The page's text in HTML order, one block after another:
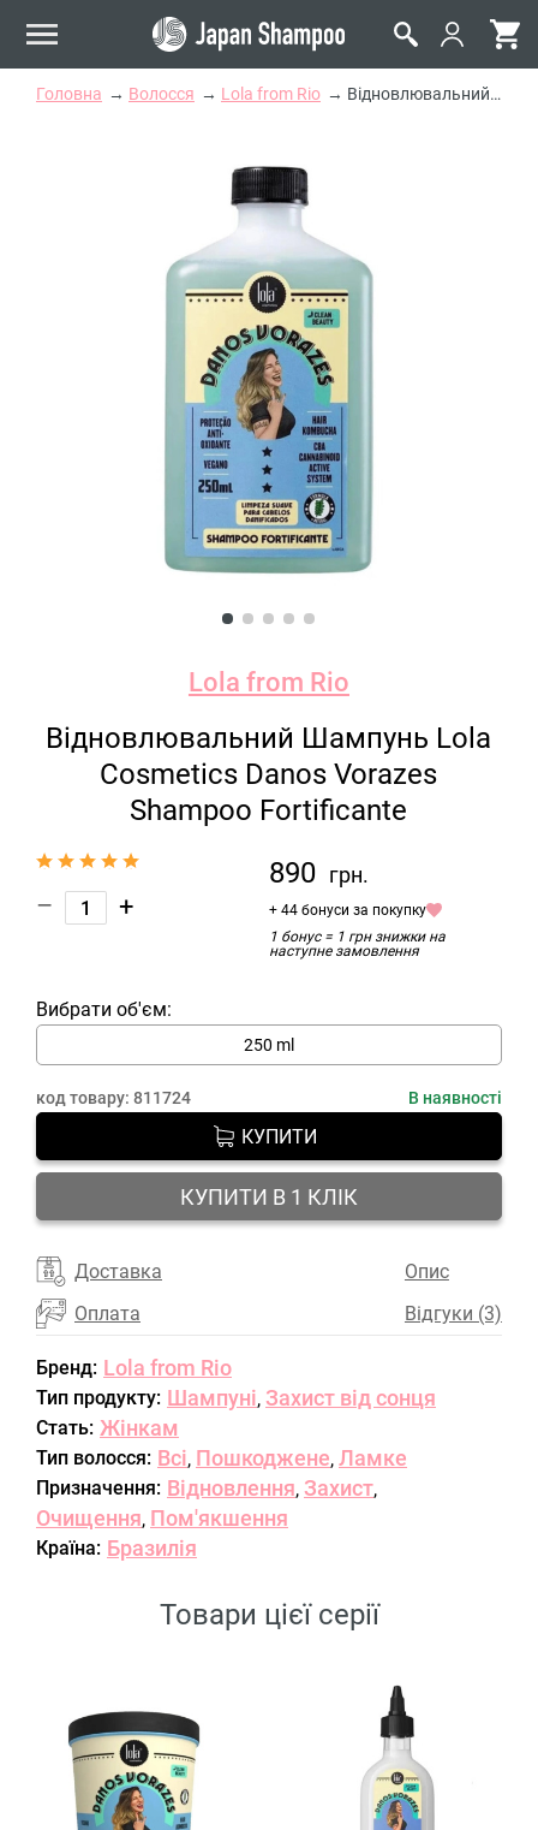
Головна Волосся Lola from Rio Відновлювальний Шампунь Lola Cosmetics Danos Vorazes Shampoo Fortificante
Lola from Rio
Відновлювальний Шампунь Lola
Cosmetics Danos Vorazes
Shampoo Fortificante
– +
890 грн.
+ 44 бонуси за покупку
1 бонус = 1 грн знижки на
наступне замовлення
Вибрати об'єм:
250 ml
код товару: 811724 В наявності
КУПИТИ
КУПИТИ В 1 КЛІК
Доставка
Оплата
Опис
Відгуки (3)
Бренд: Lola from Rio
Тип продукту: Шампуні, Захист від сонця
Стать: Жінкам
Тип волосся: Всі, Пошкоджене, Ламке
Призначення: Відновлення, Захист,
Очищення, Пом'якшення
Країна: Бразилія
Товари цієї серії